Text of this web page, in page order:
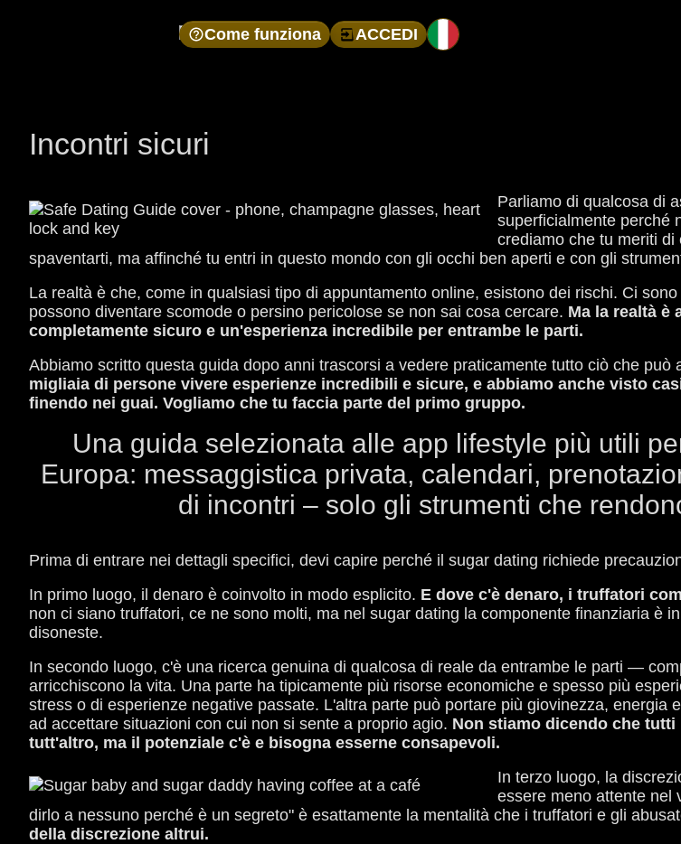
Come funziona ACCEDI
Incontri sicuri
Parliamo di qualcosa di
superficialmente perché
crediamo che tu meriti
spaventarti, ma affinché tu entri in questo mondo con gli occhi ben aperti e con gli
La realtà è che, come in qualsiasi tipo di appuntamento online, esistono dei rischi. Ci
possono diventare scomode o persino pericolose se non sai cosa cercare. Ma la realtà è
completamente sicuro e un'esperienza incredibile per entrambe le parti.
Abbiamo scritto questa guida dopo anni trascorsi a vedere praticamente tutto ciò che
migliaia di persone vivere esperienze incredibili e sicure, e abbiamo anche visto
finendo nei guai. Vogliamo che tu faccia parte del primo gruppo.
Una guida selezionata alle app lifestyle più utili
Europa: messaggistica privata, calendari,
di incontri – solo gli strumenti che
Prima di entrare nei dettagli specifici, devi capire perché il sugar dating richiede
In primo luogo, il denaro è coinvolto in modo esplicito. E dove c'è denaro, i truffatori
non ci siano truffatori, ce ne sono molti, ma nel sugar dating la componente finanziaria è
disoneste.
In secondo luogo, c'è una ricerca genuina di qualcosa di reale da entrambe le parti —
arricchiscono la vita. Una parte ha tipicamente più risorse economiche e spesso più
stress o di esperienze negative passate. L'altra parte può portare più giovinezza,
ad accettare situazioni con cui non si sente a proprio agio. Non stiamo dicendo che
tutt'altro, ma il potenziale c'è e bisogna esserne consapevoli.
In terzo luogo, la
essere meno attente nel
dirlo a nessuno perché è un segreto" è esattamente la mentalità che i truffatori e gli
della discrezione altrui.